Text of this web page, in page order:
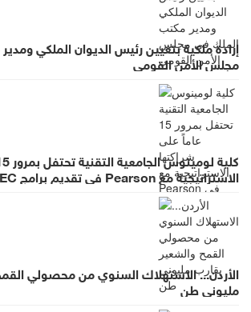
إرادة ملكية بتعيين رئيس الديوان الملكي
مجلس الأمن القومي
الاستراتيجية مع Pearson في تقديم برامج BTEC
الأردن... الاستهلاك السنوي من محصولي
مليوني طن